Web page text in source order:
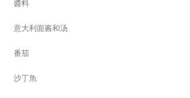
醬料
意大利面酱和汤
番茄
沙丁魚